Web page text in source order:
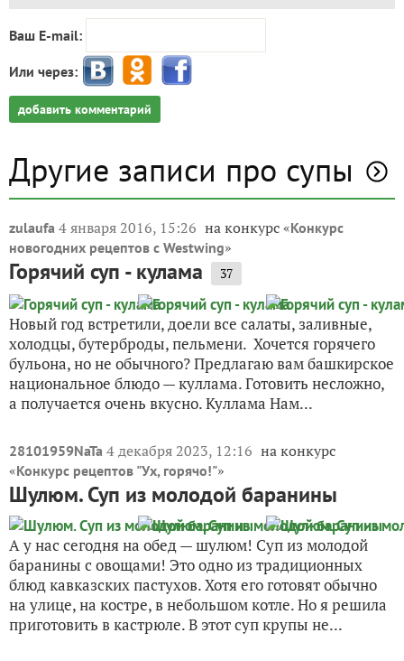
Ваш E-mail:
Или через:
добавить комментарий
Другие записи про супы
zulaufa 4 января 2016, 15:26 на конкурс «Конкурс
новогодних рецептов с Westwing»
Горячий суп - кулама 37
Новый год встретили, доели все салаты, заливные,
холодцы, бутерброды, пельмени. Хочется горячего
бульона, но не обычного? Предлагаю вам башкирское
национальное блюдо — куллама. Готовить несложно,
а получается очень вкусно. Куллама Нам...
28101959NaTa 4 декабря 2023, 12:16 на конкурс
«Конкурс рецептов "Ух, горячо!"»
Шулюм. Суп из молодой баранины
А у нас сегодня на обед — шулюм! Суп из молодой
баранины с овощами! Это одно из традиционных
блюд кавказских пастухов. Хотя его готовят обычно
на улице, на костре, в небольшом котле. Но я решила
приготовить в кастрюле. В этот суп крупы не...